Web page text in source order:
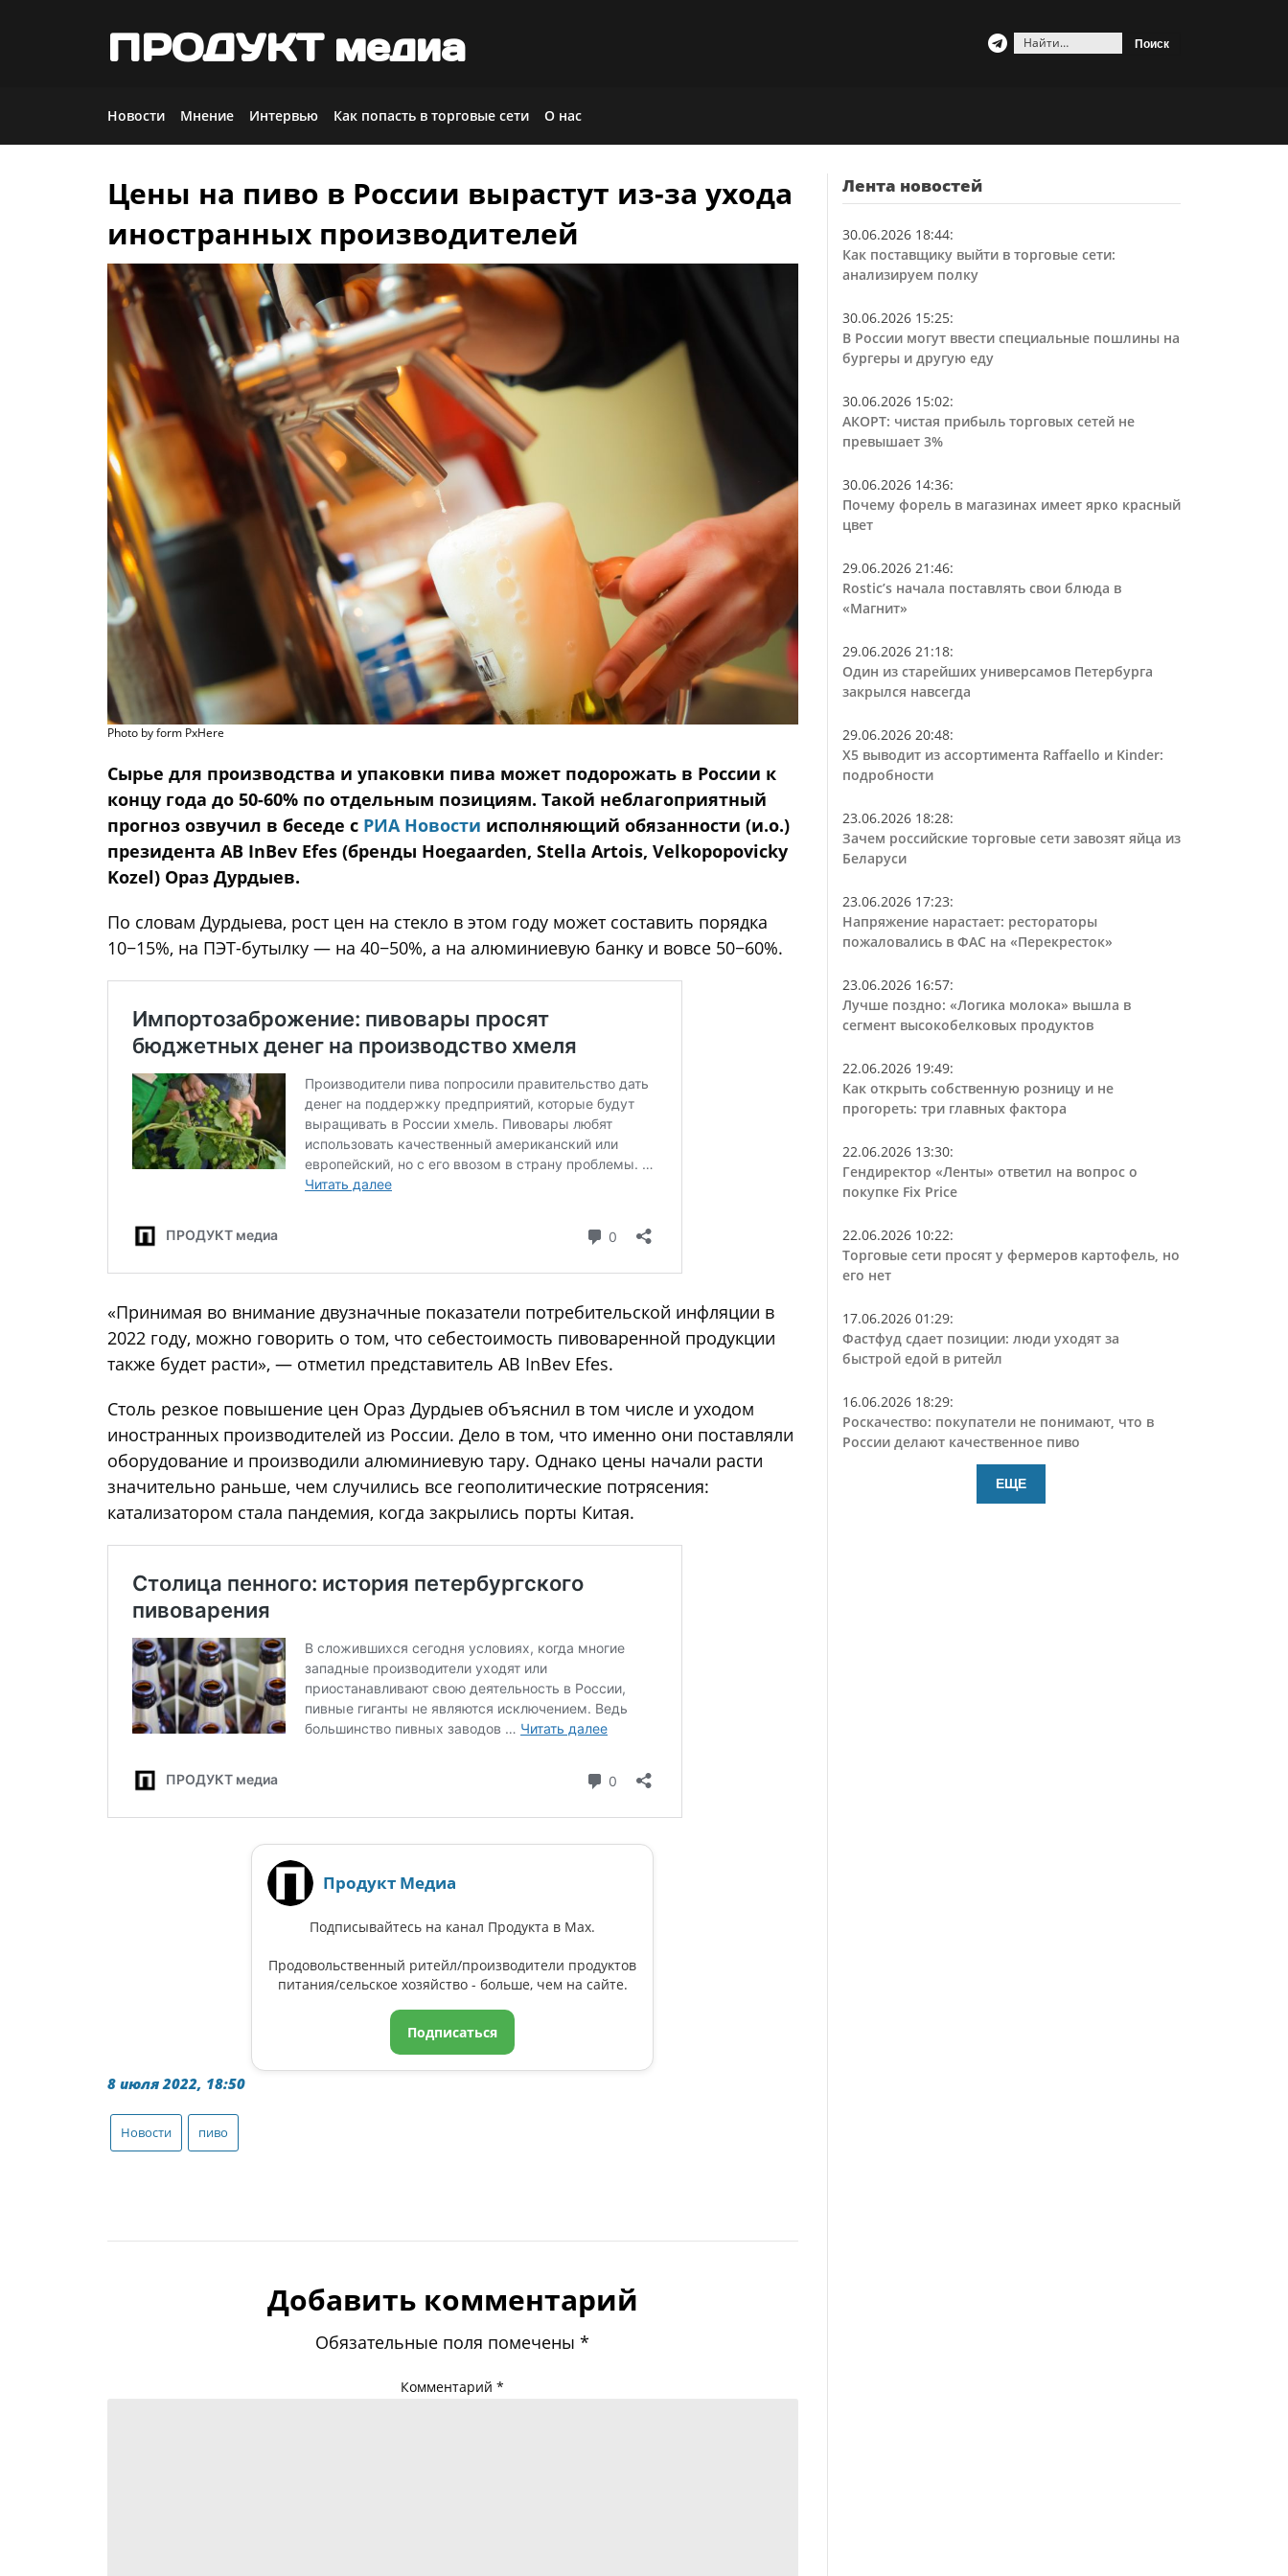
ПРОДУКТ медиа Найти:
Новости Мнение Интервью Как попасть в торговые сети О нас
Skip
content
Цены на пиво в России вырастут из-за ухода
иностранных производителей
Photo by form PxHere
Сырье для производства и упаковки пива может подорожать в России к
концу года до 50-60% по отдельным позициям. Такой неблагоприятный
прогноз озвучил в беседе с РИА Новости исполняющий обязанности (и.о.)
президента AB InBev Efes (бренды Hoegaarden, Stella Artois, Velkopopovickу
Kozel) Ораз Дурдыев.
По словам Дурдыева, рост цен на стекло в этом году может составить порядка
10−15%, на ПЭТ-бутылку — на 40−50%, а на алюминиевую банку и вовсе 50−60%.
«Принимая во внимание двузначные показатели потребительской инфляции в
2022 году, можно говорить о том, что себестоимость пивоваренной продукции
также будет расти», — отметил представитель AB InBev Efes.
Столь резкое повышение цен Ораз Дурдыев объяснил в том числе и уходом
иностранных производителей из России. Дело в том, что именно они поставляли
оборудование и производили алюминиевую тару. Однако цены начали расти
значительно раньше, чем случились все геополитические потрясения:
катализатором стала пандемия, когда закрылись порты Китая.
Продукт Медиа
Подписывайтесь на канал Продукта в Max.
Продовольственный ритейл/производители продуктов
питания/сельское хозяйство - больше, чем на сайте.
Подписаться
8 июля 2022, 18:50
Новости пиво
Добавить комментарий
Обязательные поля помечены*
Комментарий*
Лента новостей
30.06.2026 18:44:
Как поставщику выйти в торговые сети:
анализируем полку
30.06.2026 15:25:
В России могут ввести специальные пошлины на
бургеры и другую еду
30.06.2026 15:02:
АКОРТ: чистая прибыль торговых сетей не
превышает 3%
30.06.2026 14:36:
Почему форель в магазинах имеет ярко красный
цвет
29.06.2026 21:46:
Rostic’s начала поставлять свои блюда в
«Магнит»
29.06.2026 21:18:
Один из старейших универсамов Петербурга
закрылся навсегда
29.06.2026 20:48:
Х5 выводит из ассортимента Raffaello и Kinder:
подробности
23.06.2026 18:28:
Зачем российские торговые сети завозят яйца из
Беларуси
23.06.2026 17:23:
Напряжение нарастает: рестораторы
пожаловались в ФАС на «Перекресток»
23.06.2026 16:57:
Лучше поздно: «Логика молока» вышла в
сегмент высокобелковых продуктов
22.06.2026 19:49:
Как открыть собственную розницу и не
прогореть: три главных фактора
22.06.2026 13:30:
Гендиректор «Ленты» ответил на вопрос о
покупке Fix Price
22.06.2026 10:22:
Торговые сети просят у фермеров картофель, но
его нет
17.06.2026 01:29:
Фастфуд сдает позиции: люди уходят за
быстрой едой в ритейл
16.06.2026 18:29:
Роскачество: покупатели не понимают, что в
России делают качественное пиво
ЕЩЕ